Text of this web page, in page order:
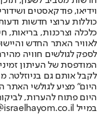
וידיאו, פודקאסטים
כוללות ערוצי חדשות
לאוויר האתר החדש
לספק לגולשים חוויה
המודפסת של העיתון
לקבל אותם גם בניוזלטר.
היום" מציע לגולשי האתר
היום פתוח להערות,
במייל hayom@israelhayom.co.il.